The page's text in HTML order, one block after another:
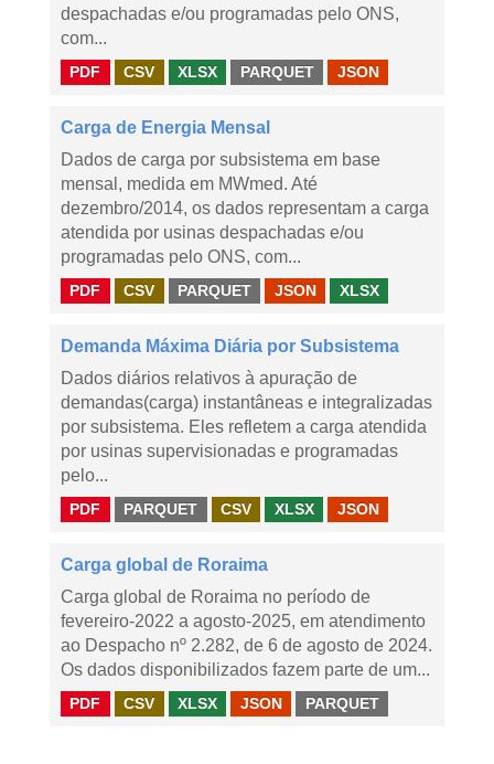
despachadas e/ou programadas pelo ONS,
com...
PDF CSV XLSX PARQUET JSON
Carga de Energia Mensal
Dados de carga por subsistema em base
mensal, medida em MWmed. Até
dezembro/2014, os dados representam a carga
atendida por usinas despachadas e/ou
programadas pelo ONS, com...
PDF CSV PARQUET JSON XLSX
Demanda Máxima Diária por Subsistema
Dados diários relativos à apuração de
demandas(carga) instantâneas e integralizadas
por subsistema. Eles refletem a carga atendida
por usinas supervisionadas e programadas
pelo...
PDF PARQUET CSV XLSX JSON
Carga global de Roraima
Carga global de Roraima no período de
fevereiro-2022 a agosto-2025, em atendimento
ao Despacho nº 2.282, de 6 de agosto de 2024.
Os dados disponibilizados fazem parte de um...
PDF CSV XLSX JSON PARQUET